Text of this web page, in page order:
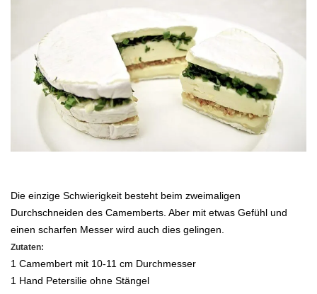
Die einzige Schwierigkeit besteht beim zweimaligen
Durchschneiden des Camemberts. Aber mit etwas Gefühl und
einen scharfen Messer wird auch dies gelingen.
Zutaten:
1 Camembert mit 10-11 cm Durchmesser
1 Hand Petersilie ohne Stängel